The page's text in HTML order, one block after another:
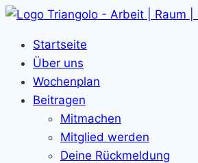
Zum
springenStartseite
Über uns
Wochenplan
Beitragen
Mitmachen
Mitglied werden
Deine Rückmeldung